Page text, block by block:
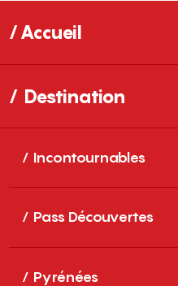
Accueil
Destination
Incontournables
Pass Découvertes
Pyrénées
66760 Dorres